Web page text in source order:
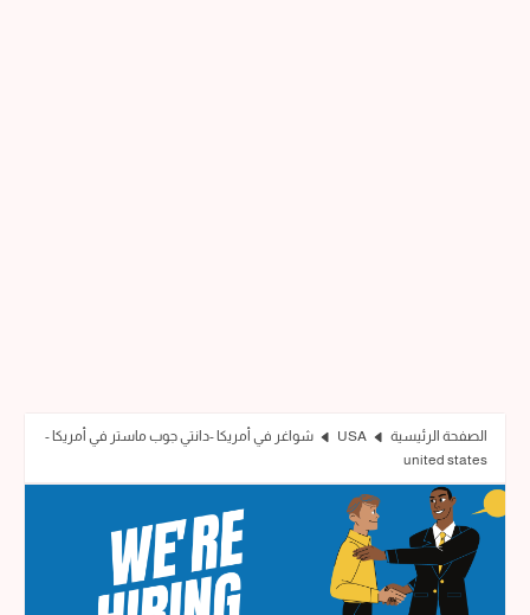
الصفحة الرئيسية USA
شواغر في أمريكا -دانتي جوب ماستر في أمريكا -
united states